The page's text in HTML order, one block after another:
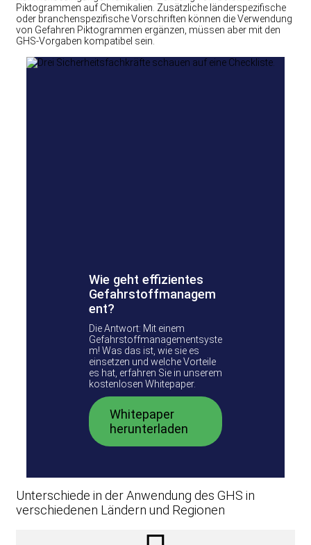
Piktogrammen auf Chemikalien. Zusätzliche länderspezifische
oder branchenspezifische Vorschriften können die Verwendung
von Gefahren Piktogrammen ergänzen, müssen aber mit den
GHS-Vorgaben kompatibel sein.
Wie geht effizientes
Gefahrstoffmanagem
ent?
Die Antwort: Mit einem
Gefahrstoffmanagementsyste
m! Was das ist, wie sie es
einsetzen und welche Vorteile
es hat, erfahren Sie in unserem
kostenlosen Whitepaper.
Whitepaper
herunterladen
Unterschiede in der Anwendung des GHS in
verschiedenen Ländern und Regionen